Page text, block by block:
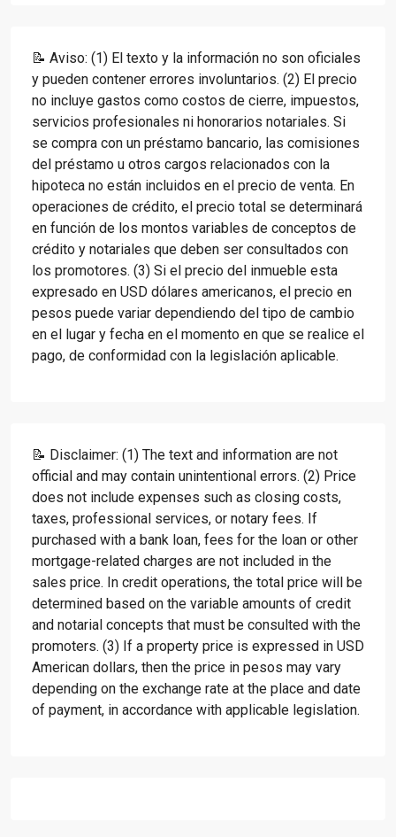
📝 Aviso: (1) El texto y la información no son oficiales
y pueden contener errores involuntarios. (2) El precio
no incluye gastos como costos de cierre, impuestos,
servicios profesionales ni honorarios notariales. Si
se compra con un préstamo bancario, las comisiones
del préstamo u otros cargos relacionados con la
hipoteca no están incluidos en el precio de venta. En
operaciones de crédito, el precio total se determinará
en función de los montos variables de conceptos de
crédito y notariales que deben ser consultados con
los promotores. (3) Si el precio del inmueble esta
expresado en USD dólares americanos, el precio en
pesos puede variar dependiendo del tipo de cambio
en el lugar y fecha en el momento en que se realice el
pago, de conformidad con la legislación aplicable.
📝 Disclaimer: (1) The text and information are not
official and may contain unintentional errors. (2) Price
does not include expenses such as closing costs,
taxes, professional services, or notary fees. If
purchased with a bank loan, fees for the loan or other
mortgage-related charges are not included in the
sales price. In credit operations, the total price will be
determined based on the variable amounts of credit
and notarial concepts that must be consulted with the
promoters. (3) If a property price is expressed in USD
American dollars, then the price in pesos may vary
depending on the exchange rate at the place and date
of payment, in accordance with applicable legislation.